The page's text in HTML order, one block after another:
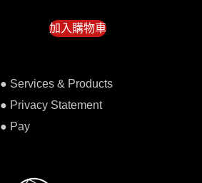
加入購物車
● Services & Products
● Privacy Statement
● Pay